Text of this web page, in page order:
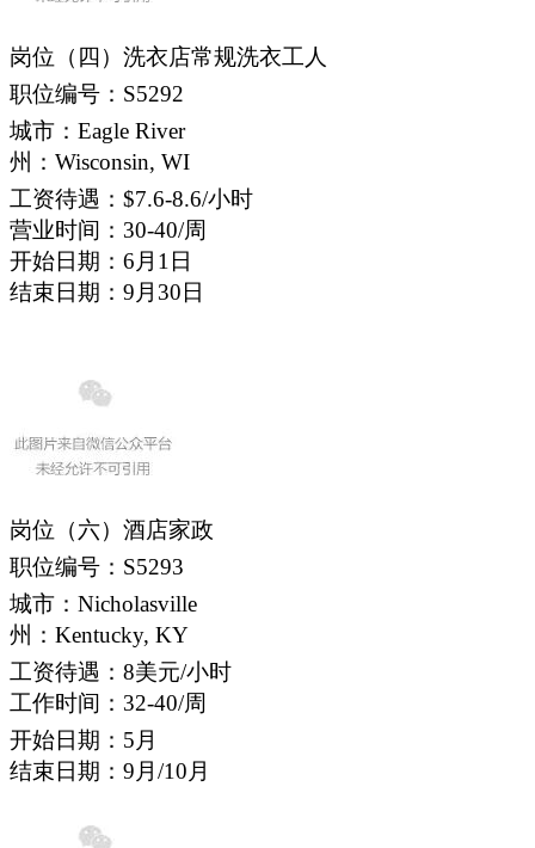
岗位（四）洗衣店常规洗衣工人
职位编号：S5292
城市：Eagle River
州：Wisconsin, WI
工资待遇：$7.6-8.6/小时
营业时间：30-40/周
开始日期：6月1日
结束日期：9月30日
岗位（六）酒店家政
职位编号：S5293
城市：Nicholasville
州：Kentucky, KY
工资待遇：8美元/小时
工作时间：32-40/周
开始日期：5月
结束日期：9月/10月